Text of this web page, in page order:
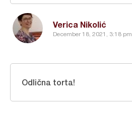
Verica Nikolić
December 18, 2021, 3:18 pm
Odlična torta!